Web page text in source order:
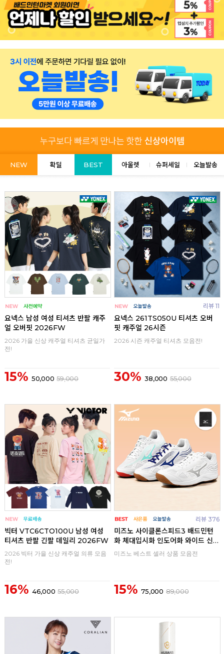
NEW 확딜 BEST 아울렛 슈퍼세일 오늘발송
요넥스 남성 여성 티셔츠 반팔 캐주
얼 오버핏 2026FW
2026 가을 신상 캐주얼 티셔츠 균일가
전!
15% 50,000 59,000
리뷰 11
요넥스 261TS050U 티셔츠 오버
핏 캐주얼 26시즌
2026 시즌 캐주얼 티셔츠 모음전!
30% 38,000 55,000
빅터 VTC6CTO100U 남성 여성
티셔츠 반팔 긴팔 데일리 2026FW
2026 빅터 가을 신상 캐주얼 의류 모음
전!
16% 46,000 55,000
리뷰 376
미즈노 사이클론스피드3 배드민턴
화 체대입시화 인도어화 와이드 신
발
미즈노 베스트 셀러 상품 모음전
15% 75,000 89,000